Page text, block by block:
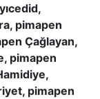
pimapen
Çağlayan,
pimapen
pimapen